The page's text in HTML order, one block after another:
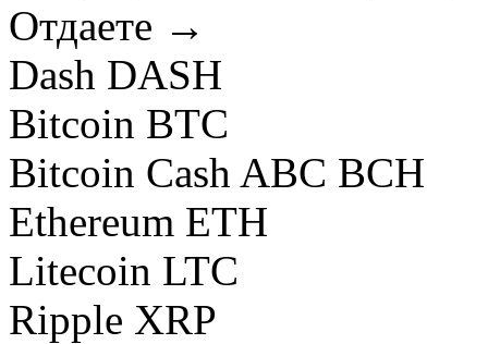
Отдаете →
Dash DASH
Bitcoin BTC
Bitcoin Cash ABC BCH
Ethereum ETH
Litecoin LTC
Ripple XRP